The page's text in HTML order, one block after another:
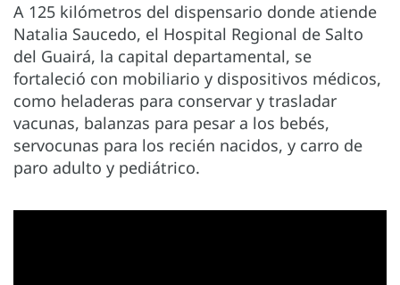
A 125 kilómetros del dispensario donde atiende
Natalia Saucedo, el Hospital Regional de Salto
del Guairá, la capital departamental, se
fortaleció con mobiliario y dispositivos médicos,
como heladeras para conservar y trasladar
vacunas, balanzas para pesar a los bebés,
servocunas para los recién nacidos, y carro de
paro adulto y pediátrico.